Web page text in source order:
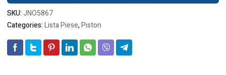
SKU:JNO5867
Categories:Lista Piese,Piston